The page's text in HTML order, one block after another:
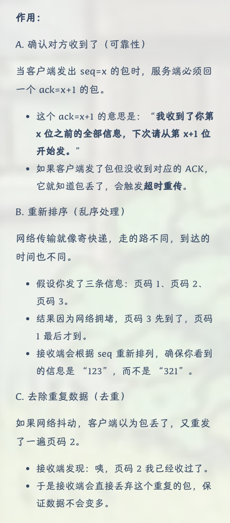
作用：
A. 确认对方收到了（可靠性）
当客户端发出 seq=x 的包时，服务端必须回
一个 ack=x+1 的包。
这个 ack=x+1 的意思是：“我收到了你第
x 位之前的全部信息，下次请从第 x+1 位
开始发。 ”
如果客户端发了包但没收到对应的 ACK，
它就知道包丢了，会触发超时重传。
B. 重新排序（乱序处理）
网络传输就像寄快递，走的路不同，到达的
时间也不同。
假设你发了三条信息：页码 1、页码 2、
页码 3。
结果因为网络拥堵，页码 3 先到了，页码
1 最后才到。
接收端会根据 seq 重新排列，确保你看到
的信息是 “123”，而不是 “321”。
C. 去除重复数据（去重）
如果网络抖动，客户端以为包丢了，又重发
了一遍页码 2。
接收端发现：咦，页码 2 我已经收过了。
于是接收端会直接丢弃这个重复的包，保
证数据不会变多。